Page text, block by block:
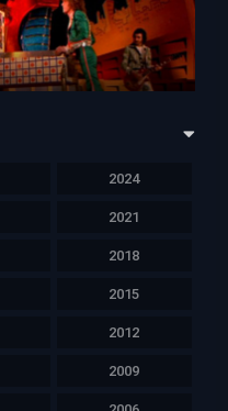
2024
2021
2018
2015
2012
2009